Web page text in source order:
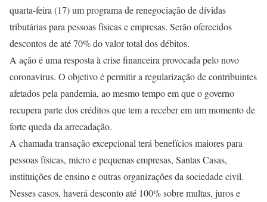
quarta-feira (17) um programa de renegociação de dívidas
tributárias para pessoas físicas e empresas. Serão oferecidos
descontos de até 70% do valor total dos débitos.
A ação é uma resposta à crise financeira provocada pelo novo
coronavírus. O objetivo é permitir a regularização de contribuintes
afetados pela pandemia, ao mesmo tempo em que o governo
recupera parte dos créditos que tem a receber em um momento de
forte queda da arrecadação.
A chamada transação excepcional terá benefícios maiores para
pessoas físicas, micro e pequenas empresas, Santas Casas,
instituições de ensino e outras organizações da sociedade civil.
Nesses casos, haverá desconto até 100% sobre multas, juros e